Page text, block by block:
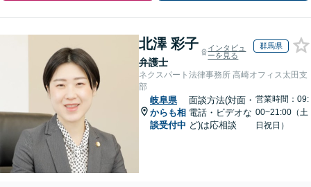
北澤 彩子
弁護士
インタビュ
ーを見る
群馬県
ネクスパート法律事務所 高崎オフィス太田支
部
岐阜県
からも相
談受付中
面談方法(対面・
電話・ビデオな
ど)は応相談
営業時間：09:
00~21:00（土
日祝日）